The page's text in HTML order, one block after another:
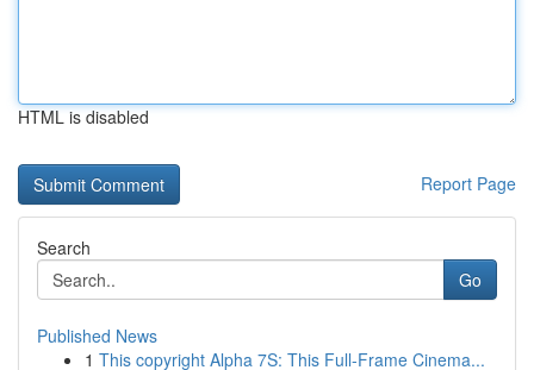
HTML is disabled
Report Page
Search
Go
Published News
1 This copyright Alpha 7S: This Full-Frame Cinema...